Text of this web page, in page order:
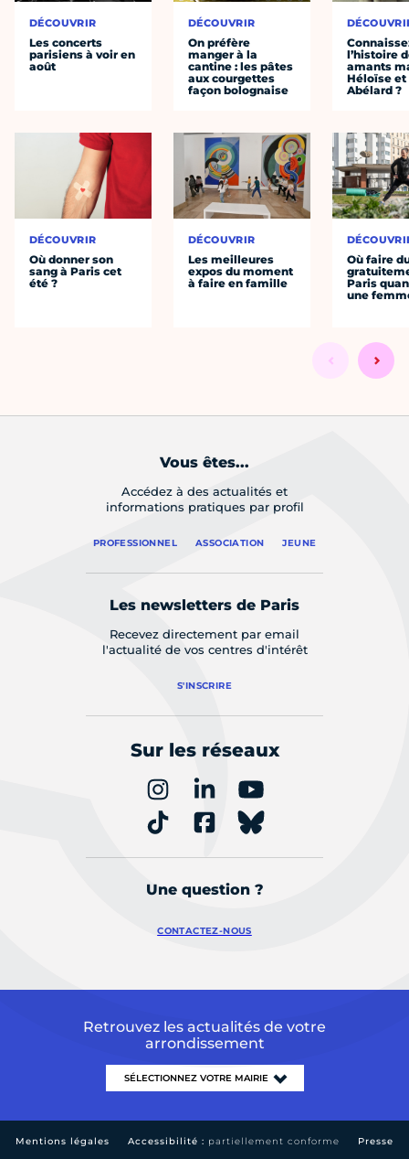
DÉCOUVRIR
Les concerts
parisiens à voir en
août
DÉCOUVRIR
Où donner son
sang à Paris cet
été ?
DÉCOUVRIR
On préfère
manger à la
cantine : les pâtes
aux courgettes
façon bolognaise
DÉCOUVRIR
Les meilleures
expos du moment
à faire en famille
l’histoire
amants
Héloïse et
Abélard ?
Où faire
Paris
une
Vous êtes...
Accédez à des actualités et
informations pratiques par profil
PROFESSIONNEL ASSOCIATION JEUNE
Les newsletters de Paris
Recevez directement par email
l'actualité de vos centres d'intérêt
S'INSCRIRE
Sur les réseaux
Une question ?
CONTACTEZ-NOUS
Retrouvez les actualités de votre
arrondissement
Mentions légales Accessibilité : partiellement conforme Presse